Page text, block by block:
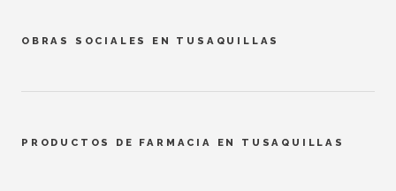
OBRAS SOCIALES EN TUSAQUILLAS
PRODUCTOS DE FARMACIA EN TUSAQUILLAS